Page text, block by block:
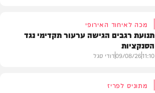
מכה לאיחוד האירופי
תנועת רגבים הגישה ערעור תקדימי נגד
הסנקציות
11:10
09/08/26דודי סגל
מתוניס לפריז